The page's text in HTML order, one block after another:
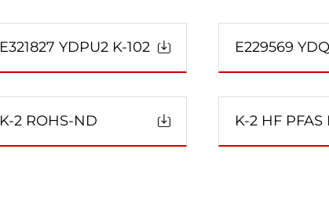
E321827 YDPU2 K-102 E229569
K-2 ROHS-ND